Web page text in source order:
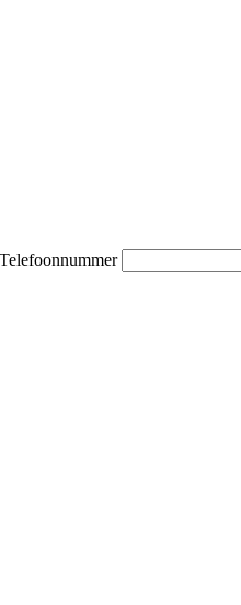
Telefoonnummer